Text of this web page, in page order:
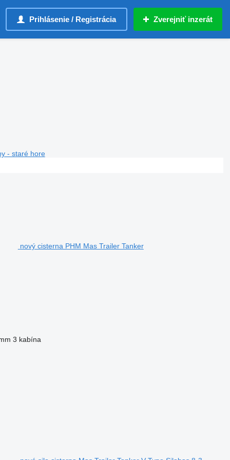
Prihlásenie / Registrácia Zverejniť inzerát
- staré hore
nový cisterna PHM Mas Trailer Tanker
3 kabína